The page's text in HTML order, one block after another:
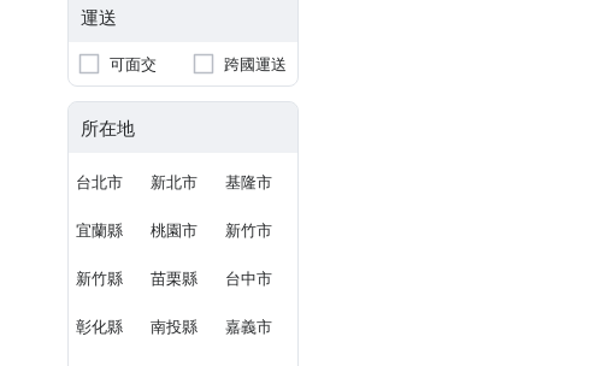
運送
可面交 跨國運送
所在地
台北市 新北市 基隆市
宜蘭縣 桃園市 新竹市
新竹縣 苗栗縣 台中市
彰化縣 南投縣 嘉義市